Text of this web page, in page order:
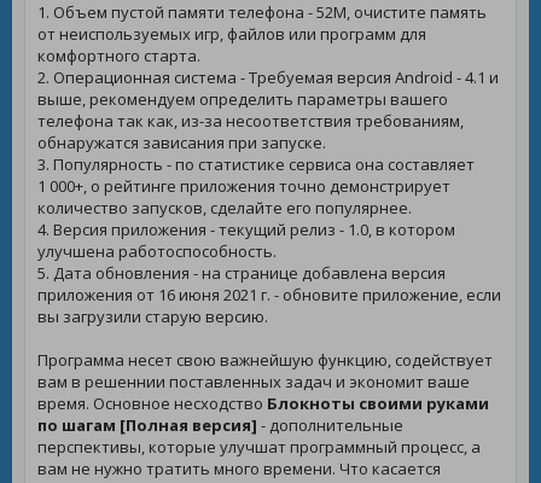
1. Объем пустой памяти телефона - 52M, очистите память
от неиспользуемых игр, файлов или программ для
комфортного старта.
2. Операционная система - Требуемая версия Android - 4.1 и
выше, рекомендуем определить параметры вашего
телефона так как, из-за несоответствия требованиям,
обнаружатся зависания при запуске.
3. Популярность - по статистике сервиса она составляет
1 000+, о рейтинге приложения точно демонстрирует
количество запусков, сделайте его популярнее.
4. Версия приложения - текущий релиз - 1.0, в котором
улучшена работоспособность.
5. Дата обновления - на странице добавлена версия
приложения от 16 июня 2021 г. - обновите приложение, если
вы загрузили старую версию.
Программа несет свою важнейшую функцию, содействует
вам в решеннии поставленных задач и экономит ваше
время. Основное несходство Блокноты своими руками
по шагам [Полная версия] - дополнительные
перспективы, которые улучшат программный процесс, а
вам не нужно тратить много времени. Что касается